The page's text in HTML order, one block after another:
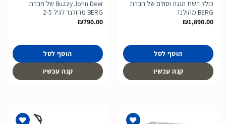
כולל רשת הגנה וסולם של חברת
BERG מהולנד
₪1,890.00
הוסף לסל
קנה עכשיו
Buzzy John Deer של חברת
BERG מהולנד לגיל 2-5
₪790.00
הוסף לסל
קנה עכשיו